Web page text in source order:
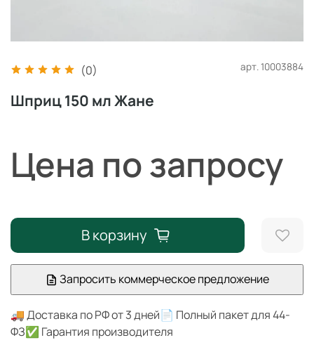
(0) арт. 10003884
Шприц 150 мл Жане
Цена по запросу
В корзину
Запросить коммерческое предложение
🚚 Доставка по РФ от 3 дней📄 Полный пакет для 44-
ФЗ✅ Гарантия производителя